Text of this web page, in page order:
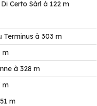
Certo Sàrl à 122 m
Terminus à 303 m
m
à 328 m
m
m